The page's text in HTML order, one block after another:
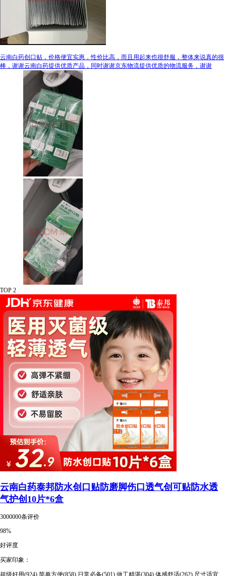
云南白药创口贴，价格便宜实惠，性价比高，而且用起来也很舒服，整体来说真的很
棒，谢谢云南白药提供优质产品，同时谢谢京东物流提供优质的物流服务，谢谢
TOP 2
云南白药泰邦防水创口贴防磨脚伤口透气创可贴防水透
气护创10片*6盒
3000000条评价
98%
好评度
买家印象：
超级好用(924) 简单方便(858) 日常必备(501) 做工精湛(304) 体感舒适(262) 尺寸适宜